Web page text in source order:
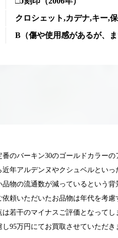
な買
2025.05.13
ヴァンクリーフのアルハン
クロシェット,カデナ,キー,
B （傷や使用感があるが、
のバーキン30のゴールドカラー
年アルデンヌやクシュベルとい
物の流通数が減っているという
頼いただいたお品物は年代を考
若干のマイナスご評価となって
95万円にてお買取させていただき